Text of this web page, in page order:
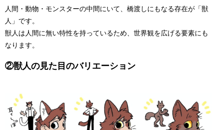
人間・動物・モンスターの中間にいて、橋渡しにもなる存在が「獣
人」です。
獣人は人間に無い特性を持っているため、世界観を広げる要素にも
なります。
②獣人の見た目のバリエーション